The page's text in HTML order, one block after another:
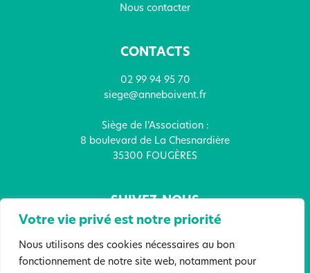
Votre vie privé est notre priorité
Nous utilisons des cookies nécessaires au bon
fonctionnement de notre site web, notamment pour
Nous contacter
CONTACTS
02 99 94 95 70
siege@anneboivent.fr
Siège de l’Association :
8 boulevard de La Chesnardière
35300 FOUGÈRES
SUIVEZ-NOUS